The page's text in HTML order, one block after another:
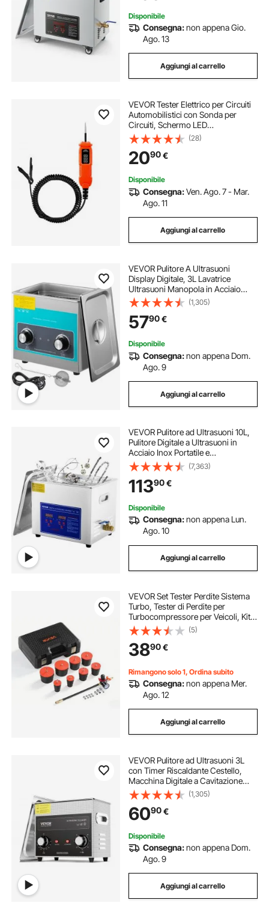
Disponibile
Consegna:non appena Gio.
Ago. 13
Aggiungi al carrello
VEVOR Tester Elettrico per Circuiti
Automobilistici con Sonda per
Circuiti, Schermo LED
Illuminazione, Tester di Tensione
DC 3-72V con Penna, Cavo da 3,5
m Custodia in ABS per Veicoli
(28)
2090€
Disponibile
Consegna:Ven. Ago. 7 - Mar.
Ago. 11
Aggiungi al carrello
VEVOR Pulitore A Ultrasuoni
Display Digitale, 3L Lavatrice
Ultrasuoni Manopola in Acciaio
304, 220V/60Khz Professionale
Pulitore a Ultrasuoni con Funzione
di Riscaldamento, per Pulizia di
Gioielli
(1,305)
5790€
Disponibile
Consegna:non appena Dom.
Ago. 9
Aggiungi al carrello
VEVOR Pulitore ad Ultrasuoni 10L,
Pulitore Digitale a Ultrasuoni in
Acciaio Inox Portatile e
Professionale per Occhiali, Gioielli,
Monete, Pulizia Digitale di Gioielli
per Uso Domestico Commerciale
(7,363)
11390€
Disponibile
Consegna:non appena Lun.
Ago. 10
Aggiungi al carrello
VEVOR Set Tester Perdite Sistema
Turbo, Tester di Perdite per
Turbocompressore per Veicoli, Kit
Utensili Ispezione Tenuta di
Pressione Sistema Turbo
Manometro Valvola 0-5,5 Bar, 4
Adattatori in Nylon
(5)
3890€
Rimangono solo 1, Ordina subito
Consegna:non appena Mer.
Ago. 12
Aggiungi al carrello
VEVOR Pulitore ad Ultrasuoni 3L
con Timer Riscaldante Cestello,
Macchina Digitale a Cavitazione
Sonica, Pulitrice Ultrasuoni 120 W
per Strumenti di Orologi, Occhiali,
Monete, Utensili Metallici
(1,305)
6090€
Disponibile
Consegna:non appena Dom.
Ago. 9
Aggiungi al carrello